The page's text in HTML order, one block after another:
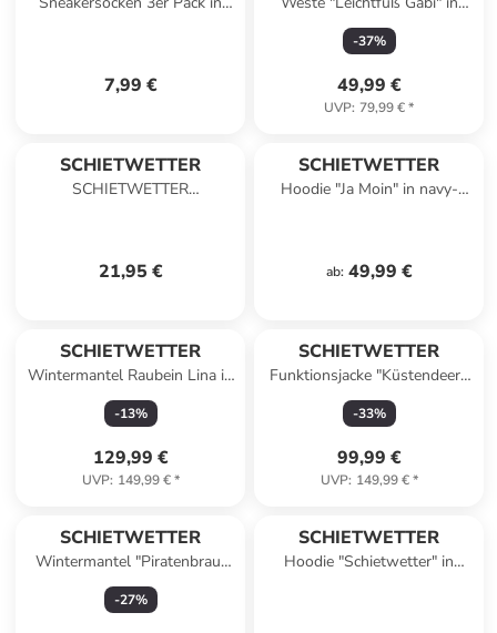
7,99 €
white
-37%
49,99 €
UVP: 79,99 €*
SCHIETWETTER
SCHIETWETTER
21,95 €
SCHIETWETTER
Hoodie "Ja Moin" in navy-
ab: 49,99 €
SCHIETWETTER
Wintermantel Raubein Lina in
navy
-13%
129,99 €
UVP: 149,99 €*
SCHIETWETTER
Funktionsjacke "Küstendeern
Kaya" in navy
-33%
99,99 €
UVP: 149,99 €*
SCHIETWETTER
Wintermantel "Piratenbraut
Almaria", Steppparka, in lime
-27%
SCHIETWETTER
Hoodie "Schietwetter" in